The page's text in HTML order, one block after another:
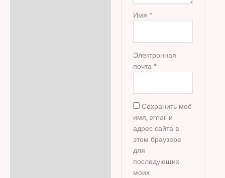
Имя *
Электронная
почта *
Сохранить моё
имя, email и
адрес сайта в
этом браузере
для
последующих
моих